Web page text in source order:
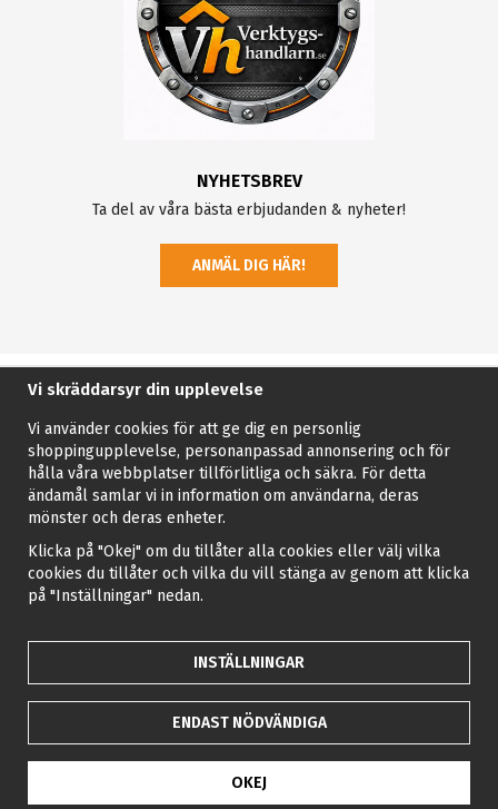
NYHETSBREV
Ta del av våra bästa erbjudanden & nyheter!
ANMÄL DIG HÄR!
Vi skräddarsyr din upplevelse
Vi använder cookies för att ge dig en personlig
shoppingupplevelse, personanpassad annonsering och för
hålla våra webbplatser tillförlitliga och säkra. För detta
ändamål samlar vi in information om användarna, deras
mönster och deras enheter.
Klicka på "Okej" om du tillåter alla cookies eller välj vilka
cookies du tillåter och vilka du vill stänga av genom att klicka
på "Inställningar" nedan.
INSTÄLLNINGAR
ENDAST NÖDVÄNDIGA
OKEJ